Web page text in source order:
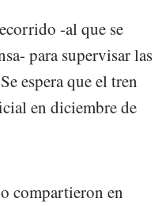
-al que se
para supervisar las
espera que el tren
en diciembre de
compartieron en